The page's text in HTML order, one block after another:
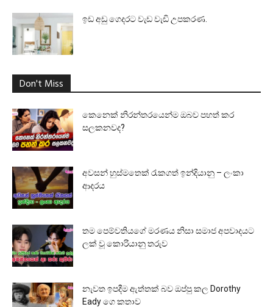
ඉඩ අඩු ගෙදරට වැඩ වැඩි උපකරණ.
Don't Miss
කෙනෙක් නිරන්තරයෙන්ම ඔබව පහත් කර
සලකනවද?
අවසන් හුස්මතෙක් රැකගත් ඉන්දියානු – ලංකා
ආදරය
තම පෙම්වතියගේ මරණය නිසා සමාජ අපවාදයට
ලක් වූ කොරියානු තරුව
නැවත ඉපදීම ඇත්තක් බව ඔප්පු කල Dorothy
Eady ගෙ කතාව